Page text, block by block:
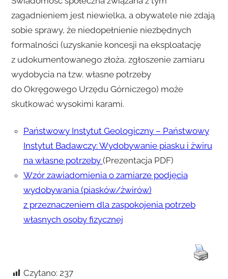
zagadnieniem jest niewielka, a obywatele nie zdają
sobie sprawy, że niedopełnienie niezbędnych
formalności (uzyskanie koncesji na eksploatację
z udokumentowanego złoża, zgłoszenie zamiaru
wydobycia na tzw. własne potrzeby
do Okręgowego Urzędu Górniczego) może
skutkować wysokimi karami.
Państwowy Instytut Geologiczny – Państwowy
Instytut Badawczy: Wydobywanie piasku i żwiru
na własne potrzeby (Prezentacja PDF)
Wzór zawiadomienia o zamiarze podjęcia
wydobywania (piasków/żwirów)
z przeznaczeniem dla zaspokojenia potrzeb
własnych osoby fizycznej
Czytano: 237